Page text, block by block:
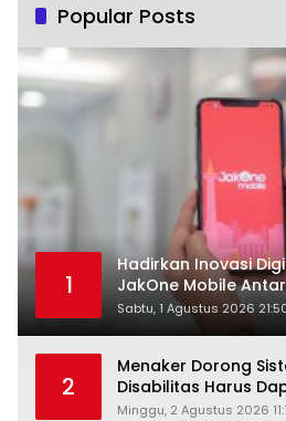
Popular Posts
1
Hadirkan Inovasi
JakOne Mobile
Raih Digital
Sabtu, 1 Agustus 2026
2
Menaker Dorong
Disabilitas Harus
Setara
Minggu, 2 Agustus 2026